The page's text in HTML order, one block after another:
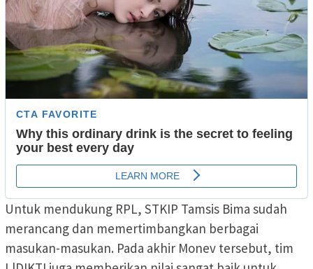
Untuk mendukung RPL, STKIP Tamsis Bima sudah
merancang dan memertimbangkan berbagai
masukan-masukan. Pada akhir Monev tersebut, tim